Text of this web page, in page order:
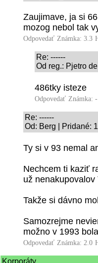
Zaujimave, ja si
mozog nebol tak
Odpovedať Známka: 3.3
Re: ------
Od reg.: Pjetro
486tky isteze
Odpovedať Známka:
Re: ------
Od: Berg | Pridané:
Ty si v 93 nemal
Nechcem ti kaziť
už nenakupovalov
Takže si dávno
Samozrejme
možno v 1993
Odpovedať Známka: 2.0
Korporáty